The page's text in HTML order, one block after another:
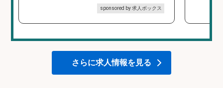
sponsored by 求人ボックス
さらに求人情報を見る